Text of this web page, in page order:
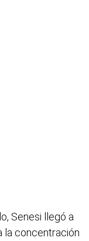
Senesi llegó a
la concentración